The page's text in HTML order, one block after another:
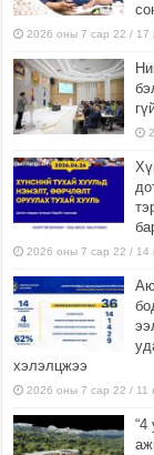
2026 оны 7 сар 22 / 17
2026 оны 7 сар 22 / 14
хэлэлцжээ
2026 оны 7 сар 22 / 11